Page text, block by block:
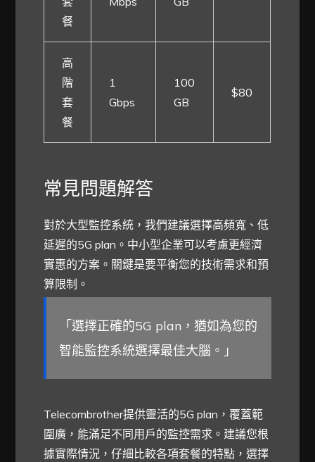
餐
高
階
套
餐
1
Gbps
100
GB
$80
常見問題解答
對於大型監控系統，我們建議選擇高頻寬、低
延遲的5G plan。中小型企業可以考慮更經濟
實惠的方案。關鍵是要平衡您的技術需求和預
算限制。
「選擇正確的5G plan，猶如為您的
智能監控系統選擇最佳大腦。」
Telecombrother提供靈活的5G plan，覆蓋範
圍廣，能滿足不同用戶的監控需求。建議您根
據實際情況，仔細比較各項套餐的特點，選擇